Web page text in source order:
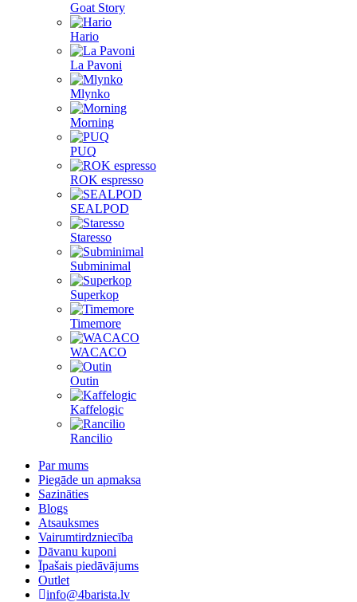
Goat Story
Hario
La Pavoni
Mlynko
Morning
PUQ
ROK espresso
SEALPOD
Staresso
Subminimal
Superkop
Timemore
WACACO
Outin
Kaffelogic
Rancilio
Par mums
Piegāde un apmaksa
Sazināties
Blogs
Atsauksmes
Vairumtirdzniecība
Dāvanu kuponi
Īpašais piedāvājums
Outlet
info@4barista.lv